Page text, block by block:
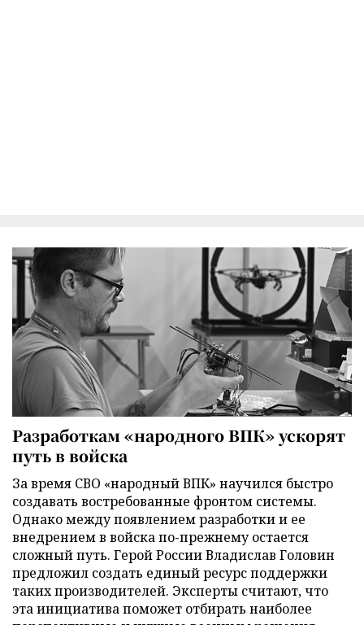
Разработкам «народного ВПК» ускорят
путь в войска
За время СВО «народный ВПК» научился быстро
создавать востребованные фронтом системы.
Однако между появлением разработки и ее
внедрением в войска по-прежнему остается
сложный путь. Герой России Владислав Головин
предложил создать единый ресурс поддержки
таких производителей. Эксперты считают, что
эта инициатива поможет отбирать наиболее